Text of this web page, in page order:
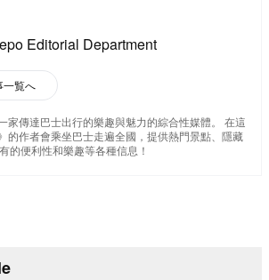
Editorial Department
一覧へ
家傳達巴士出行的樂趣與魅力的綜合性媒體。 在這
的作者會乘坐巴士走遍全國，提供熱門景點、隱藏
的便利性和樂趣等各種信息！